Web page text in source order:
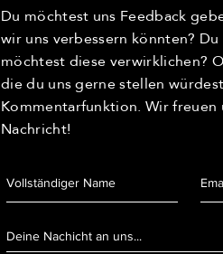
Du möchtest uns Feedback
wir uns verbessern könnten?
möchtest diese verwirklichen?
die du uns gerne stellen
Kommentarfunktion. Wir freuen
Nachricht!